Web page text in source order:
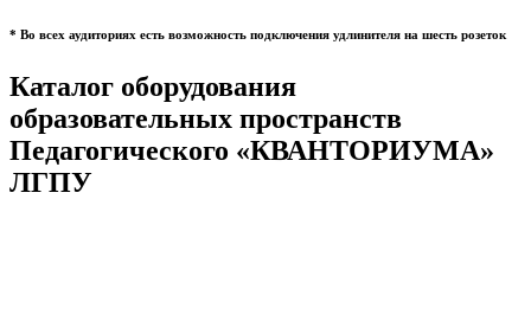
* Во всех аудиториях есть возможность подключения удлинителя на шесть розеток
Каталог оборудования
образовательных пространств
Педагогического «КВАНТОРИУМА»
ЛГПУ